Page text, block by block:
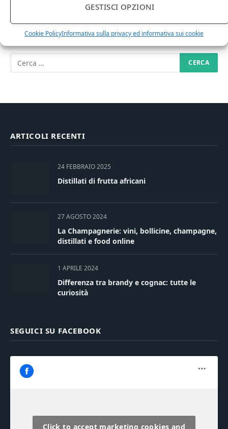
GESTISCI OPZIONI
Cookie PolicyInformativa sulla privacy ed informativa sui cookie
RICERCA NEL SITO
ARTICOLI RECENTI
24 FEBBRAIO 2025
Distillati di frutta africani
27 AGOSTO 2024
La Champagnerie: vini, bollicine, champagne,
distillati e food online
1 APRILE 2024
Differenza tra brandy e cognac: tutte le
curiosità
SEGUICI SU FACEBOOK
Click to accept marketing cookies and